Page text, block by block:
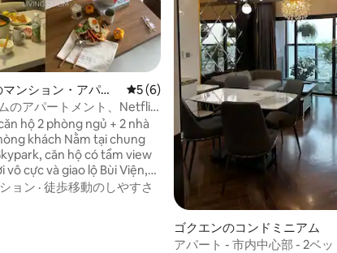
5つ星の平均評価
ンション・アパー
レビュー6件、5つ星中5つ星の平均評
5 (6)
のアパートメント、Netflix
ュー|プールビュー、くつろ
hộ 2 phòng ngủ + 2 nhà
khách Nằm tại chung
căn hộ có tầm view
vô cực và giao lộ Bùi Viện,
hôn vào cuối chiều.
ョン · 徒歩移動のしやすさ
ゴクエンのコンドミニアム
アパート - 市内中心部 - 2ベ